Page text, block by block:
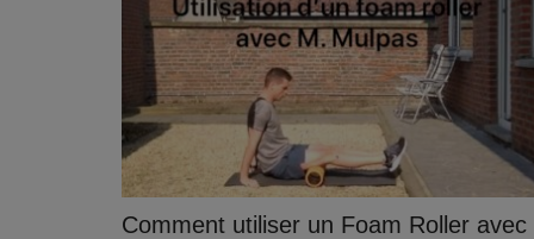
Comment utiliser un Foam Roller avec